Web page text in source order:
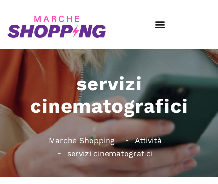
servizi
cinematografici
Marche Shopping
Attività
servizi cinematografici